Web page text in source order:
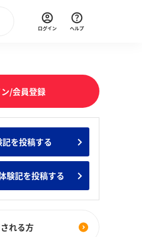
みんなのインターン人気企業ランキ
近のイベント一覧
ログイン ヘルプ
/会員登録
を投稿する
験記を投稿する
れる方